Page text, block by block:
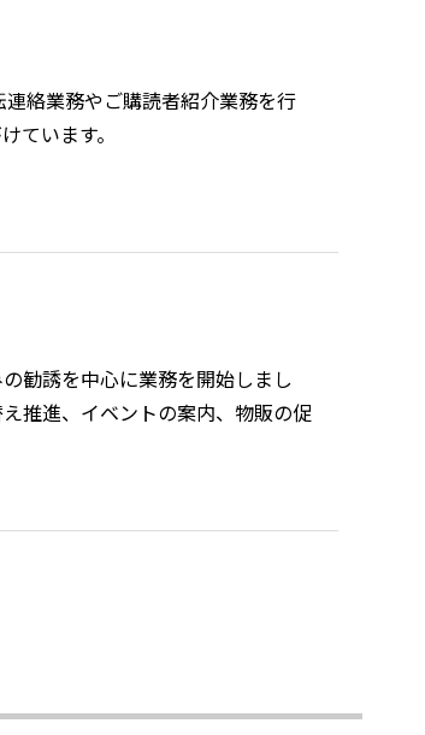
絡業務やご購読者紹介業務を行
ています。
勧誘を中⼼に業務を開始しまし
推進、イベントの案内、物販の促